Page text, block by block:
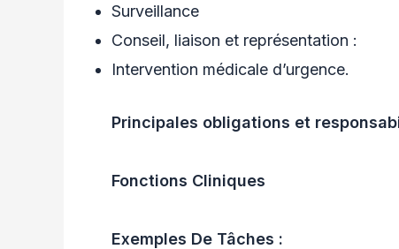
Surveillance
Conseil, liaison et représentation :
Intervention médicale d’urgence.
Principales obligations et
Fonctions Cliniques
Exemples De Tâches :